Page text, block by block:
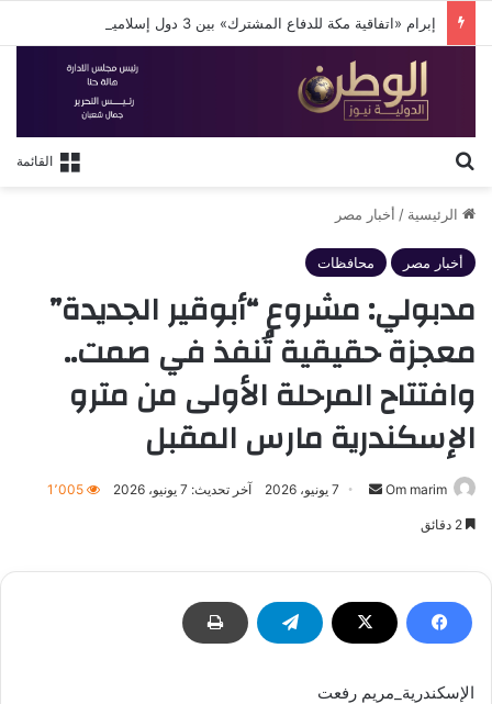
إبرام «اتفاقية مكة للدفاع المشترك» بين 3 دول إسلامية
القائمة
الرئيسية / أخبار مصر
أخبار مصر محافظات
مدبولي: مشروع “أبوقير الجديدة”
معجزة حقيقية تُنفذ في صمت..
وافتتاح المرحلة الأولى من مترو
الإسكندرية مارس المقبل
Om marim
أرسل 7 يونيو، 2026 آخر تحديث: 7 يونيو، 2026 1٬005
الإسكندرية_مريم رفعت